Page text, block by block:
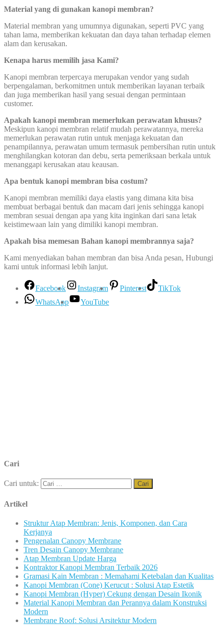
Material yang di gunakan kanopi membran?
Material membran yang umumnya digunakan, seperti PVC yang
tahan lama, memberikan kekuatan dan daya tahan terhadap elemen
alam dan kerusakan.
Kenapa harus memilih jasa Kami?
Kanopi membran terpercaya merupakan vendor yang sudah
berpengalaman, berkomitmen untuk memberikan layanan terbaik
dan juga memberikan hasil yang sesuai dengan permintaan
customer.
Apakah kanopi membran memerlukan perawatan khusus?
Meskipun kanopi membran relatif mudah perawatannya, mereka
memerlukan perawatan rutin untuk menjaga kekuatan dan
penampilannya, perawatan umum termasuk pembersihan rutin untuk
menghilangkan kotoran dan debu, serta pemeriksaan berkala untuk
menanggapi kerusakan atau keausan.
Apa bentuk kanopi membran bisa costum?
Kanopi membran memiliki daya elastis yang dimana kita bisa
membuat berbagai bentuk dan macam dari jenis sehingga kanopi
membran sesuai dengan apa yang kita inginkan dari sana letak
keistimewaan lain yang dimiliki kanopi membran.
Apakah bisa memesan Bahan kanopi membrannya saja?
Kami menyediakan bahan membran dan bisa Anda pesan, Hubungi
kami untuk informasi lebih lanjut.
Facebook Instagram Pinterest
TikTok
WhatsApp
YouTube
Cari
Cari untuk:
Artikel
Struktur Atap Membran: Jenis, Komponen, dan Cara
Kerjanya
Pengenalan Canopy Membrane
Tren Desain Canopy Membrane
Atap Membran Update Harga
Kontraktor Kanopi Membran Terbaik 2026
Gramasi Kain Membran : Memahami Ketebalan dan Kualitas
Kanopi Membran (Cone) Kerucut : Solusi Atap Estetik
Kanopi Membran (Hyper) Cekung dengan Desain Ikonik
Material Kanopi Membran dan Perannya dalam Konstruksi
Modern
Membrane Roof: Solusi Arsitektur Modern